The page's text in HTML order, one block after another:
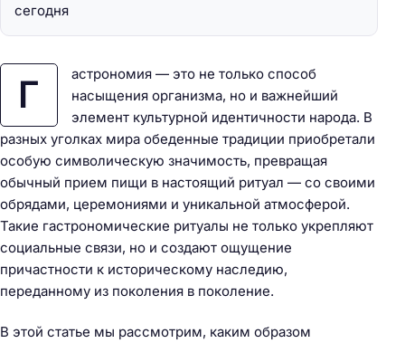
Г
астрономия — это не только способ
насыщения организма, но и важнейший
элемент культурной идентичности народа. В
разных уголках мира обеденные традиции приобретали
особую символическую значимость, превращая
обычный прием пищи в настоящий ритуал — со своими
обрядами, церемониями и уникальной атмосферой.
Такие гастрономические ритуалы не только укрепляют
социальные связи, но и создают ощущение
причастности к историческому наследию,
переданному из поколения в поколение.
В этой статье мы рассмотрим, каким образом
сегодня